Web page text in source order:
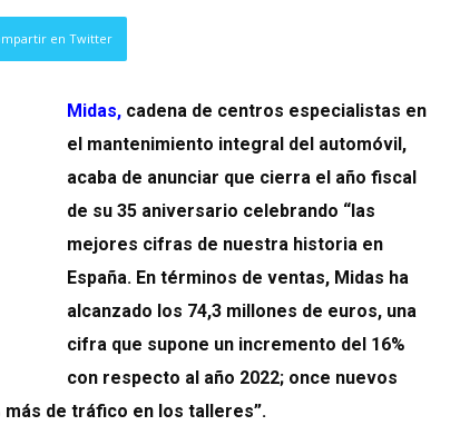
en Twitter
Midas, cadena de centros especialistas en
el mantenimiento integral del automóvil,
acaba de anunciar que cierra el año fiscal
de su 35 aniversario celebrando “las
mejores cifras de nuestra historia en
España. En términos de ventas, Midas ha
alcanzado los 74,3 millones de euros, una
cifra que supone un incremento del 16%
con respecto al año 2022; once nuevos
de tráfico en los talleres”.